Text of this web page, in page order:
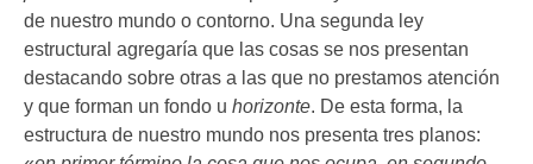
de nuestro mundo o contorno. Una segunda ley
estructural agregaría que las cosas se nos presentan
destacando sobre otras a las que no prestamos atención
y que forman un fondo u horizonte. De esta forma, la
estructura de nuestro mundo nos presenta tres planos: